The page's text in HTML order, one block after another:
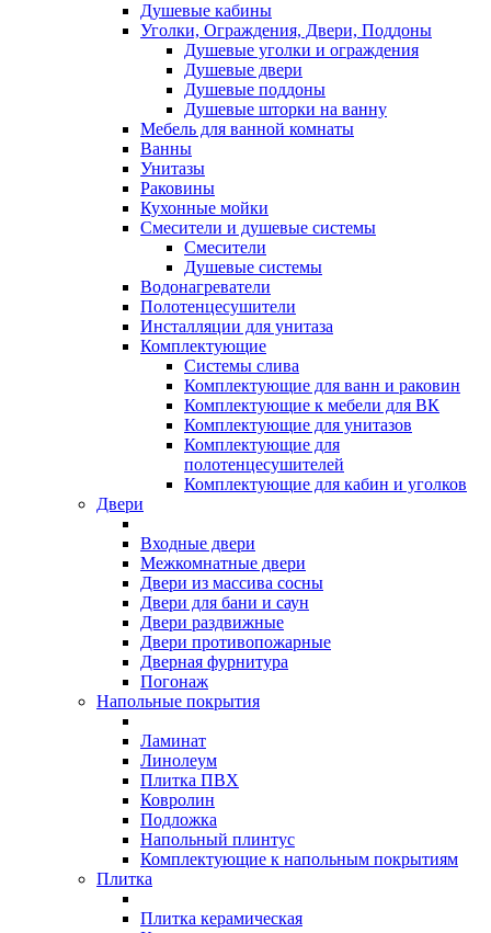
Душевые кабины
Уголки, Ограждения, Двери, Поддоны
Душевые уголки и ограждения
Душевые двери
Душевые поддоны
Душевые шторки на ванну
Мебель для ванной комнаты
Ванны
Унитазы
Раковины
Кухонные мойки
Смесители и душевые системы
Смесители
Душевые системы
Водонагреватели
Полотенцесушители
Инсталляции для унитаза
Комплектующие
Системы слива
Комплектующие для ванн и раковин
Комплектующие к мебели для ВК
Комплектующие для унитазов
Комплектующие для
полотенцесушителей
Комплектующие для кабин и уголков
Двери
Входные двери
Межкомнатные двери
Двери из массива сосны
Двери для бани и саун
Двери раздвижные
Двери противопожарные
Дверная фурнитура
Погонаж
Напольные покрытия
Ламинат
Линолеум
Плитка ПВХ
Ковролин
Подложка
Напольный плинтус
Комплектующие к напольным покрытиям
Плитка
Плитка керамическая